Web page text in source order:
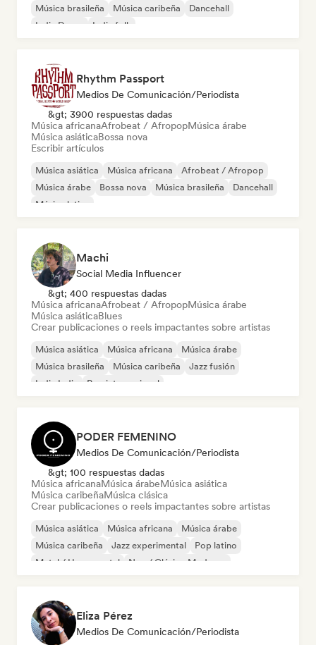
Música brasileña Música caribeña
Dancehall
Indie Dance
Indie folk
Rhythm Passport
Medios De Comunicación/Periodista
&gt; 3900 respuestas dadas
Música africanaAfrobeat / AfropopMúsica árabe
Música asiáticaBossa nova
Escribir artículos
Música asiática Música africana
Afrobeat / Afropop
Música árabe
Bossa nova Música brasileña
Dancehall
Música latina
Machi
Social Media Influencer
&gt; 400 respuestas dadas
Música africanaAfrobeat / AfropopMúsica árabe
Música asiáticaBlues
Crear publicaciones o reels impactantes sobre artistas
Música asiática Música africana
Música árabe
Música brasileña
Música caribeña
Jazz fusión
Indie India
Pop internacional
PODER FEMENINO
Medios De Comunicación/Periodista
&gt; 100 respuestas dadas
Música africanaMúsica árabeMúsica asiática
Música caribeñaMúsica clásica
Crear publicaciones o reels impactantes sobre artistas
Música asiática Música africana
Música árabe
Música caribeña
Jazz experimental
Pop latino
Metal / Heavy metal
Neo / Clásico Moderno
Eliza Pérez
Medios De Comunicación/Periodista